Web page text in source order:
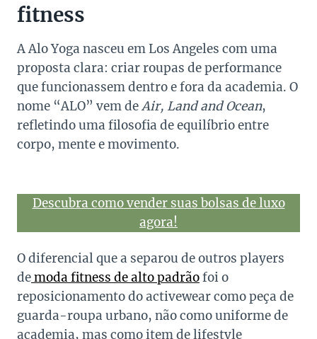
fitness
A Alo Yoga nasceu em Los Angeles com uma
proposta clara: criar roupas de performance
que funcionassem dentro e fora da academia. O
nome “ALO” vem deAir, Land and Ocean,
refletindo uma filosofia de equilíbrio entre
corpo, mente e movimento.
Descubra como vender suas bolsas de luxo
agora!
O diferencial que a separou de outros players
demoda fitness de alto padrãofoi o
reposicionamento do activewear como peça de
guarda-roupa urbano, não como uniforme de
academia, mas como item de lifestyle